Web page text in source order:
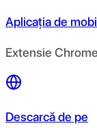
Aplicația de
Extensie Chrome
Descarcă de pe